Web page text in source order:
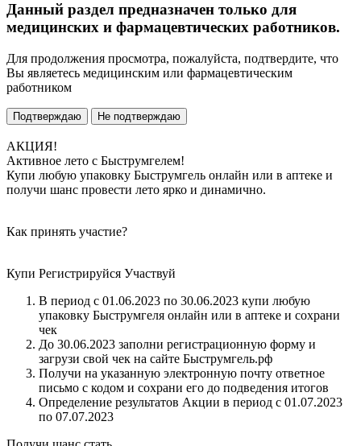
Данный раздел предназначен только для
медицинских и фармацевтических работников.
Для продолжения просмотра, пожалуйста, подтвердите, что
Вы являетесь медицинским или фармацевтическим
работником
Подтверждаю Не подтверждаю
АКЦИЯ!
Активное лето с Быструмгелем!
Купи любую упаковку Быструмгель онлайн или в аптеке и
получи шанс провести лето ярко и динамично.
Как принять участие?
Купи Регистрируйся Участвуй
В период с 01.06.2023 по 30.06.2023 купи любую
упаковку Быструмгеля онлайн или в аптеке и сохрани
чек
До 30.06.2023 заполни регистрационную форму и
загрузи свой чек на сайте Быструмгель.рф
Получи на указанную электронную почту ответное
письмо с кодом и сохрани его до подведения итогов
Определение результатов Акции в период с 01.07.2023
по 07.07.2023